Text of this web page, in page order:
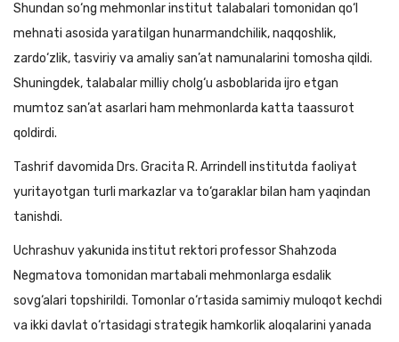
Shundan so‘ng mehmonlar institut talabalari tomonidan qo‘l
mehnati asosida yaratilgan hunarmandchilik, naqqoshlik,
zardo‘zlik, tasviriy va amaliy san’at namunalarini tomosha qildi.
Shuningdek, talabalar milliy cholg‘u asboblarida ijro etgan
mumtoz san’at asarlari ham mehmonlarda katta taassurot
qoldirdi.
Tashrif davomida Drs. Gracita R. Arrindell institutda faoliyat
yuritayotgan turli markazlar va to‘garaklar bilan ham yaqindan
tanishdi.
Uchrashuv yakunida institut rektori professor Shahzoda
Negmatova tomonidan martabali mehmonlarga esdalik
sovg‘alari topshirildi. Tomonlar o‘rtasida samimiy muloqot kechdi
va ikki davlat o‘rtasidagi strategik hamkorlik aloqalarini yanada